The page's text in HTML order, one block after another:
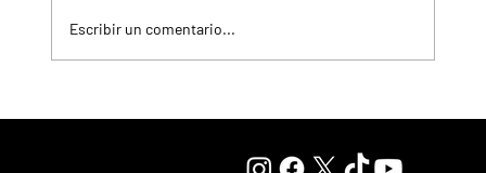
Escribir un comentario...